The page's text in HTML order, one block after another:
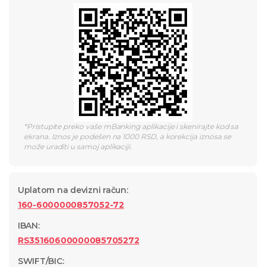
*Pristupite preko vaše mBanking aplikacije i skenirajte kod sa
ekrana. Iznos je podešen na 1000 RSD, a korekcija iznosa se
može uraditi u samoj aplikaciji.
Uplatom na devizni račun:
160-6000000857052-72
IBAN:
RS35160600000085705272
SWIFT/BIC: